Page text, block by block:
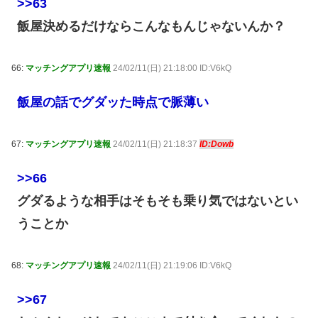
>>63
飯屋決めるだけならこんなもんじゃないんか？
66: マッチングアプリ速報 24/02/11(日) 21:18:00 ID:V6kQ
飯屋の話でグダッた時点で脈薄い
67: マッチングアプリ速報 24/02/11(日) 21:18:37 ID:Dowb
>>66
グダるような相手はそもそも乗り気ではないとい
うことか
68: マッチングアプリ速報 24/02/11(日) 21:19:06 ID:V6kQ
>>67